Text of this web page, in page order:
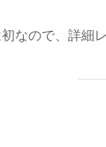
なので、詳細